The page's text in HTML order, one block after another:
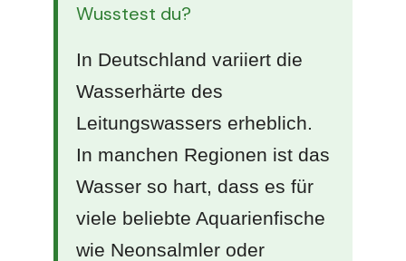
Wusstest du?
In Deutschland variiert die
Wasserhärte des
Leitungswassers erheblich.
In manchen Regionen ist das
Wasser so hart, dass es für
viele beliebte Aquarienfische
wie Neonsalmler oder